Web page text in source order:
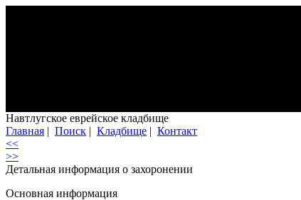
Навтлугское еврейское кладбище
Главная | Поиск | Кладбище | Контакт
<<
>>
Детальная информация о захоронении
Основная информация